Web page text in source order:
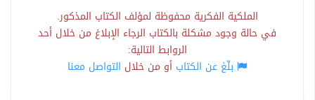
الملكية الفكرية محفوظة لمؤلف الكتاب المذكور.
في حالة وجود مشكلة بالكتاب الرجاء الإبلاغ من خلال أحد
الروابط التالية:
بلّغ عن الكتاب أو من خلال التواصل معنا